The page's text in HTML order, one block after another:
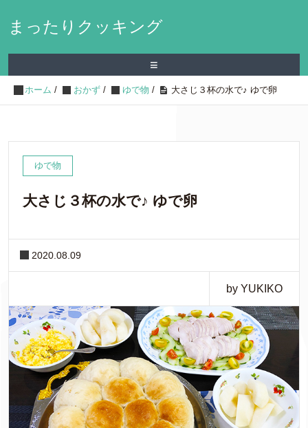
まったりクッキング
≡
ホーム / おかず / ゆで物 / 大さじ３杯の水で♪ ゆで卵
ゆで物
大さじ３杯の水で♪ ゆで卵
2020.08.09
by YUKIKO